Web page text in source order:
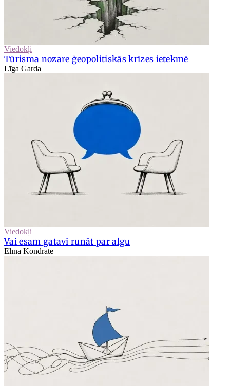
Viedokļi
Tūrisma nozare ģeopolitiskās krīzes ietekmē
Līga Garda
Viedokļi
Vai esam gatavi runāt par algu
Elīna Kondrāte